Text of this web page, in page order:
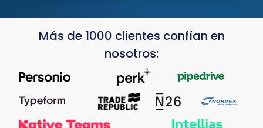
Más de 1000 clientes confían en
nosotros: